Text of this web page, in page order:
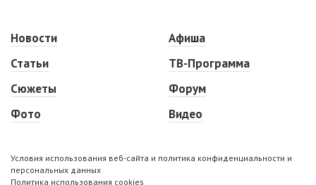
Новости
Статьи
Сюжеты
Фото
Афиша
ТВ-Программа
Форум
Видео
Условия использования веб-сайта и политика конфиденциальности и
персональных данных
Политика использования cookies